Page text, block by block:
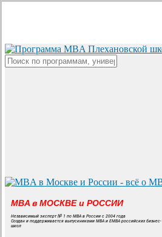
content
MBA в МОСКВЕ и РОССИИ
Независимый эксперт № 1 по MBA в России с 2004 года
Создан и поддерживается выпускниками MBA и EMBA российских бизнес-
школ